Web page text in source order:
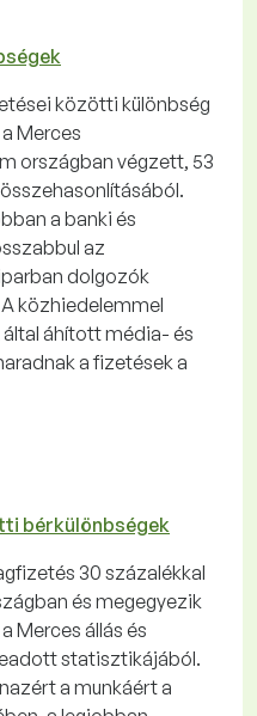
közötti különbség
Merces
országban végzett, 53
a banki és
az
dolgozók
közhiedelemmel
áhított média- és
a fizetések a
bérkülönbségek
30 százalékkal
és megegyezik
Merces állás és
statisztikájából.
a munkáért a